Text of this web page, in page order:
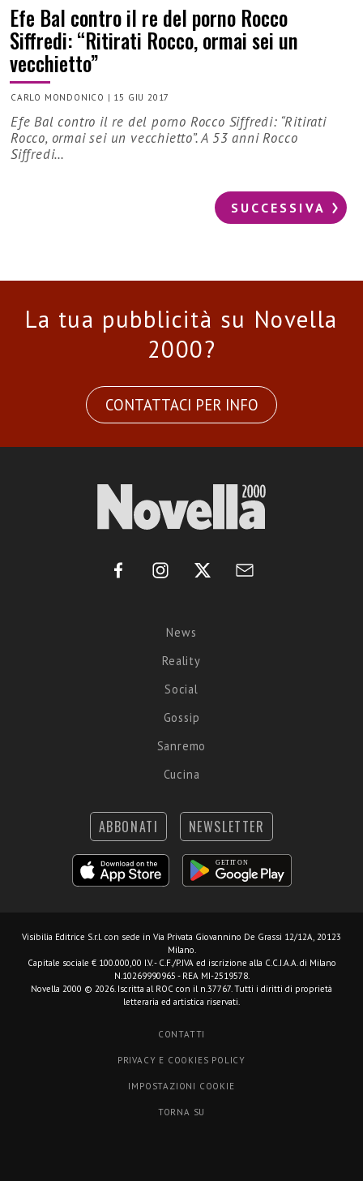
Efe Bal contro il re del porno Rocco
Siffredi: “Ritirati Rocco, ormai sei un
vecchietto”
CARLO MONDONICO | 15 GIU 2017
Efe Bal contro il re del porno Rocco Siffredi: “Ritirati
Rocco, ormai sei un vecchietto”. A 53 anni Rocco
Siffredi…
SUCCESSIVA
La tua pubblicità su Novella
2000?
CONTATTACI PER INFO
News
Reality
Social
Gossip
Sanremo
Cucina
ABBONATI NEWSLETTER
Visibilia Editrice S.r.l. con sede in Via Privata Giovannino De Grassi 12/12A, 20123
Milano.
Capitale sociale € 100.000,00 I.V. - C.F./P.IVA ed iscrizione alla C.C.I.A.A. di Milano
N.10269990965 - REA MI-2519578.
Novella 2000 © 2026. Iscritta al ROC con il n.37767. Tutti i diritti di proprietà
letteraria ed artistica riservati.
CONTATTI
PRIVACY E COOKIES POLICY
IMPOSTAZIONI COOKIE
TORNA SU